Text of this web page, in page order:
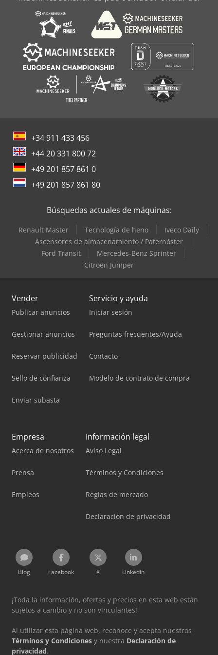
+34 911 433 456
+44 20 331 800 72
+49 201 857 861 0
+49 201 857 861 80
Búsquedas actuales de máquinas:
Renault Master Tecnología de heno
Iveco Daily
Ascensores de almacenamiento / Paternóster
Ford Transit
Mercedes-Benz Sprinter
Citroen Jumper
Vender
Publicar anuncios
Gestionar anuncios
Reservar publicidad
Sello de confianza
Enviar subasta
Servicio y ayuda
Iniciar sesión
Preguntas frecuentes/Ayuda
Contacto
Modelo de contrato de compra
Empresa
Acerca de nosotros
Prensa
Empleos
Información legal
Aviso Legal
Términos y Condiciones
Reglas de mercado
Declaración de privacidad
Blog Facebook X LinkedIn
¡Toda la información, ofertas y precios en esta web están
sujetos a cambio y no son vinculantes!
Al utilizar esta página web, reconoce y acepta nuestros
Términos y Condiciones y nuestra Declaración de
privacidad.